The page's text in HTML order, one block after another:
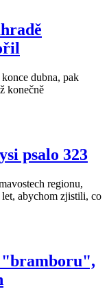
dubna, pak
konečně
psalo 323
regionu,
abychom zjistili, co
"bramboru",